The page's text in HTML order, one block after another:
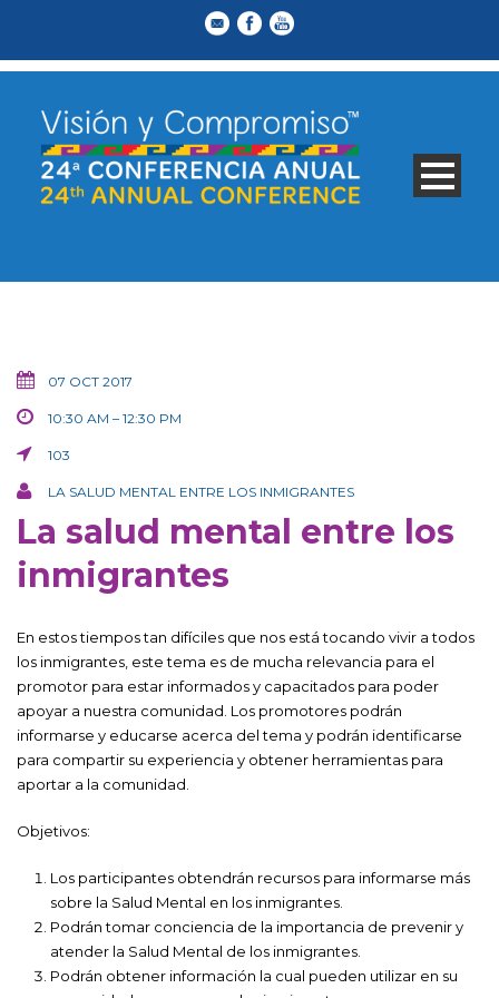
07 OCT 2017
10:30 AM – 12:30 PM
103
LA SALUD MENTAL ENTRE LOS INMIGRANTES
La salud mental entre los
inmigrantes
En estos tiempos tan difíciles que nos está tocando vivir a todos
los inmigrantes, este tema es de mucha relevancia para el
promotor para estar informados y capacitados para poder
apoyar a nuestra comunidad. Los promotores podrán
informarse y educarse acerca del tema y podrán identificarse
para compartir su experiencia y obtener herramientas para
aportar a la comunidad.
Objetivos:
Los participantes obtendrán recursos para informarse más
sobre la Salud Mental en los inmigrantes.
Podrán tomar conciencia de la importancia de prevenir y
atender la Salud Mental de los inmigrantes.
Podrán obtener información la cual pueden utilizar en su